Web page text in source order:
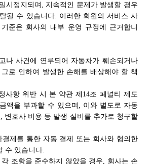
시정지되며, 지속적인 문제가 발생할 경우
될 수 있습니다. 이러한 회원의 서비스 사
준은 회사의 내부 운영 규정에 근거합니
나 사건에 연루되어 자동차가 훼손되거나
로 인하여 발생한 손해를 배상해야 할 책
사항 위반 시 본 약관 제14조 페널티 제도
액을 부과할 수 있으며, 이와 별도로 자동
변호사 비용 등 발생 실비를 추가로 청구할
결제를 통한 자동 결제 또는 회사와 협의한
수 있습니다.
조항을 준수하지 않았을 경우, 회사는 손